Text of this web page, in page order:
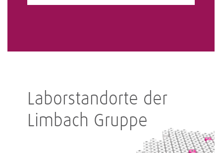
Laborstandorte der
Limbach Gruppe